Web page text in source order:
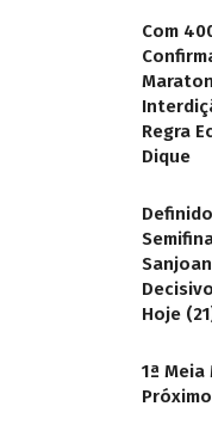
Com
Regra
Dique
Hoje
1ª